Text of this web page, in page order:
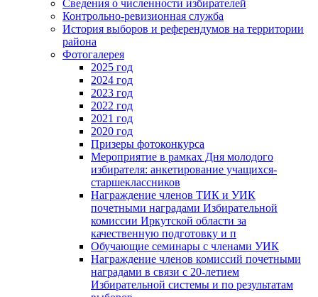
Сведения о численности избирателей
Контрольно-ревизионная служба
История выборов и референдумов на территории
района
Фотогалерея
2025 год
2024 год
2023 год
2022 год
2021 год
2020 год
Призеры фотоконкурса
Мероприятие в рамках Дня молодого
избирателя: анкетирование учащихся-
старшеклассников
Награждение членов ТИК и УИК
почетными наградами Избирательной
комиссии Иркутской области за
качественную подготовку и п
Обучающие семинары с членами УИК
Награждение членов комиссий почетными
наградами в связи с 20-летием
Избирательной системы и по результатам